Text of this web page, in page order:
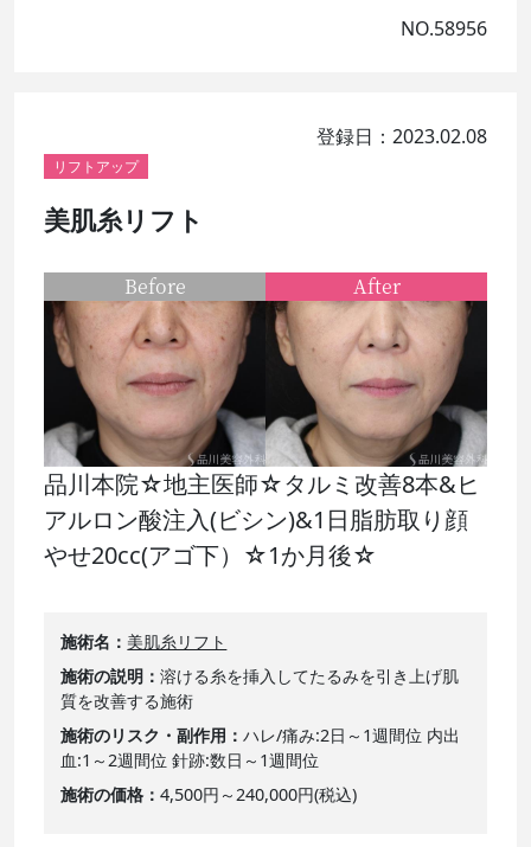
NO.58956
登録日：2023.02.08
リフトアップ
美肌糸リフト
品川本院☆地主医師☆タルミ改善8本&ヒ
アルロン酸注入(ビシン)&1日脂肪取り顔
やせ20cc(アゴ下）☆1か月後☆
施術名
美肌糸リフト
施術の説明
溶ける糸を挿入してたるみを引き上げ肌
質を改善する施術
施術のリスク・副作用
ハレ/痛み:2日～1週間位 内出
血:1～2週間位 針跡:数日～1週間位
施術の価格
4,500円～240,000円(税込)
Before After